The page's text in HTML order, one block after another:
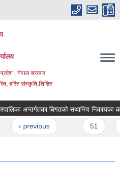
, नेपाल सरकार
हरित संस्कृति,शिक्षित
अन्तर्गतका बिगतको सथानिय निकायका
‹ previous